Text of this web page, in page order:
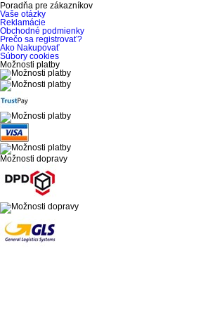
Poradňa pre zákazníkov
Vaše otázky
Reklamácie
Obchodné podmienky
Prečo sa registrovať?
Ako Nakupovať
Súbory cookies
Možnosti platby
Možnosti dopravy